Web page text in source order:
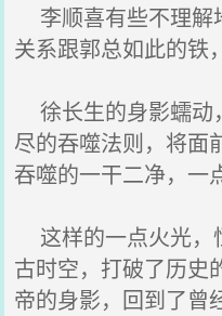
李顺喜有些不理解
关系跟郭总如此的铁
徐长生的身影蠕动
尽的吞噬法则，将面
吞噬的一干二净，一
这样的一点火光，
古时空，打破了历史
帝的身影，回到了曾